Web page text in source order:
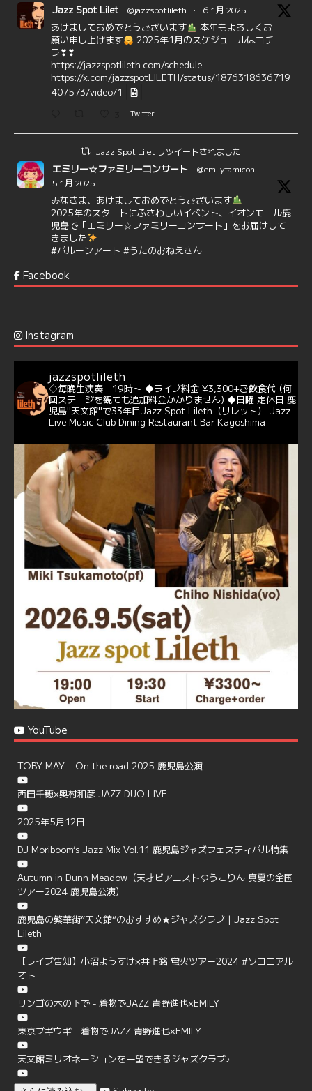
Jazz Spot Lilet @jazzspotlileth · 6 1月 2025
あけましておめでとうございます
本年もよろしくお
願い申し上げます
2025年1月のスケジュールはコチ
ラ❣❣
https://jazzspotlileth.com/schedule
https://x.com/jazzspotLILETH/status/1876318636719
407573/video/1
Twitter
Jazz Spot Lilet リツイートされました
エミリー☆ファミリーコンサート @emilyfamicon
·
5 1月 2025
みなさま、あけましておめでとうございます
2025年のスタートにふさわしいイベント、イオンモール鹿
児島で「エミリー☆ファミリーコンサート」をお届けして
きました
#バルーンアート #うたのおねえさん
6 7 Twitter
@delightful_gang
バー♪♬
当店での演奏シーンもご覧いただけます❣❣
#天文館ミリオネーション #ジャミラ #クリスマスソング
https://youtu.be/2lhypP4KWc4?si=CEbY-wEg5HDc_iEv
6 Twitter
Jazz Spot Lilet 11 11月 2024
忘年会＆新年会 ご予約承り中❣❣
☆窓辺から天文館ミリオネーション
☆JAZZの生演奏を聴きながら♪
☆地産地消に拘ったフードメニュー
プラン内容はご予算とご要望に応じてアレンジ可能ですの
で、お気軽にお問い合せください
https://jazzspotlileth.com/recommend/8650
6 7 Twitter
Load More
Facebook
Instagram
jazzspotlileth
◇毎晩生演奏 19時〜 ◆ライブ料金 ¥3,300+ご飲食代 (何
回ステージを観ても追加料金かかりません) ◆日曜 定休日 鹿
児島"天文館"で33年目Jazz Spot Lileth（リレット）
Jazz
Live Music Club Dining Restaurant Bar Kagoshima
YouTube
TOBY MAY – On the road 2025 鹿児島公演
西田千穂×奥村和彦 JAZZ DUO LIVE
2025年5月12日
DJ Moriboom’s Jazz Mix Vol.11 鹿児島ジャズフェスティバル特集
Autumn in Dunn Meadow（天才ピアニストゆうこりん 真夏の全国
ツアー2024 鹿児島公演）
鹿児島の繁華街”天文館”のおすすめ★ジャズクラブ | Jazz Spot
Lileth
【ライブ告知】小沼ようすけ×井上銘 蛍火ツアー2024 #ソコニアル
オト
リンゴの木の下で - 着物でJAZZ 青野進也×EMILY
東京ブギウギ - 着物でJAZZ 青野進也×EMILY
天文館ミリオネーションを一望できるジャズクラブ♪